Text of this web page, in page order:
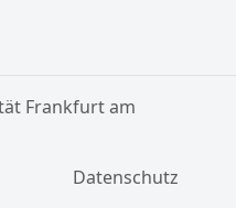
Frankfurt am
Datenschutz